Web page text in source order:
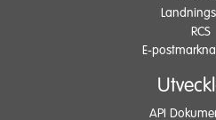
RCS
E-
API